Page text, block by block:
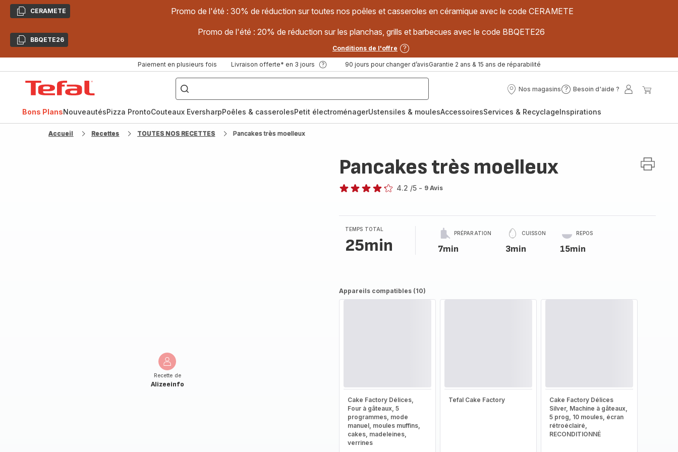
CopierCERAMETE Promo de l'été : 30% de réduction sur toutes nos poêles et casseroles en céramique avec le code CERAMETE
CopierBBQETE26
Promo de l'été : 20% de réduction sur les planchas, grills et barbecues avec le code BBQETE26
Conditions de l'offre
Paiement en plusieurs fois Livraison offerte* en 3 jours 90 jours pour changer d’avisGarantie 2 ans & 15 ans de réparabilité
["Poêles
inox,
Cake
Factory,
Nos magasins
Nos
Besoin d'aide ?
Besoin
?
Mon
Bons PlansNouveautésPizza ProntoCouteaux EversharpPoêles & casserolesPetit électroménagerUstensiles & moulesAccessoiresServices & RecyclageInspirations
Accueil Recettes TOUTES NOS RECETTES Pancakes très moelleux
Recette de
Alizeeinfo
Pancakes très moelleux
4.2 /5 - 9 Avis
TEMPS TOTAL
25min
PRÉPARATION
7min
CUISSON
3min
REPOS
15min
Appareils compatibles (10)
Cake Factory Délices,
Four à gâteaux, 5
programmes, mode
manuel, moules muffins,
cakes, madeleines,
verrines
Tefal Cake Factory
Cake Factory Délices
Silver, Machine à gâteaux,
5 prog, 10 moules, écran
rétroéclairé,
RECONDITIONNÉ